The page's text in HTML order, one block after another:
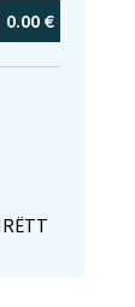
0.00 €